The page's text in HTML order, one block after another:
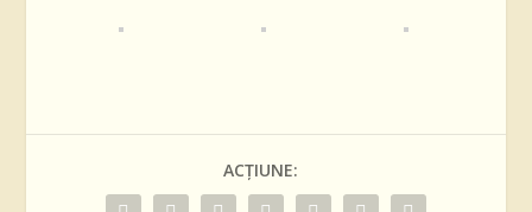
ACȚIUNE: